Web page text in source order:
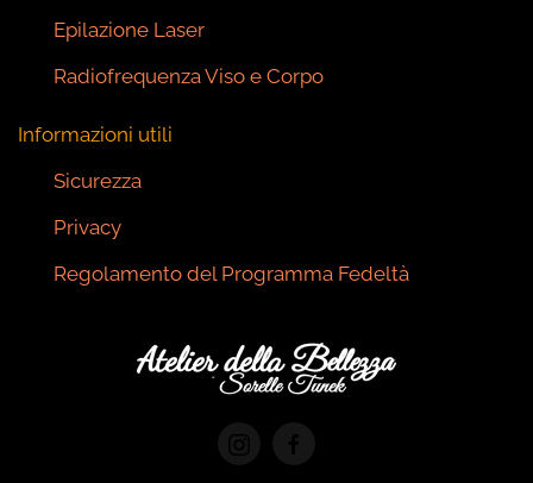
Epilazione Laser
Radiofrequenza Viso e Corpo
Informazioni utili
Sicurezza
Privacy
Regolamento del Programma Fedeltà